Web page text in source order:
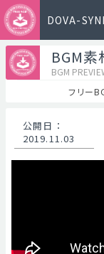
DOVA-
BGM
BGM
フリー
公開日 ：
2019.11.03